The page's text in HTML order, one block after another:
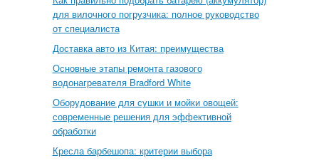
для вилочного погрузчика: полное руководство
от специалиста
Доставка авто из Китая: преимущества
Основные этапы ремонта газового
водонагревателя Bradford White
Оборудование для сушки и мойки овощей:
современные решения для эффективной
обработки
Кресла барбешопа: критерии выбора